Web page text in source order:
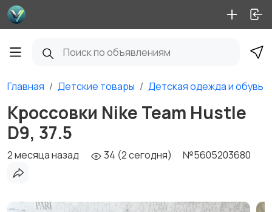
Главная Детские товары Детская одежда и обувь
Кроссовки Nike Team Hustle
D9, 37.5
2 месяца назад 34 (2 сегодня) №5605203680